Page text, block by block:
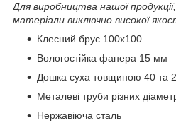
Для виробництва нашої
матеріали виключно високої
Клеєний брус 100х100
Вологостійка фанера 15 мм
Дошка суха товщиною 40 та
Металеві труби різних
Нержавіюча сталь